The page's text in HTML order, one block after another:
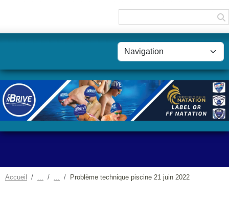
Accueil Problème technique piscine 21 juin 2022